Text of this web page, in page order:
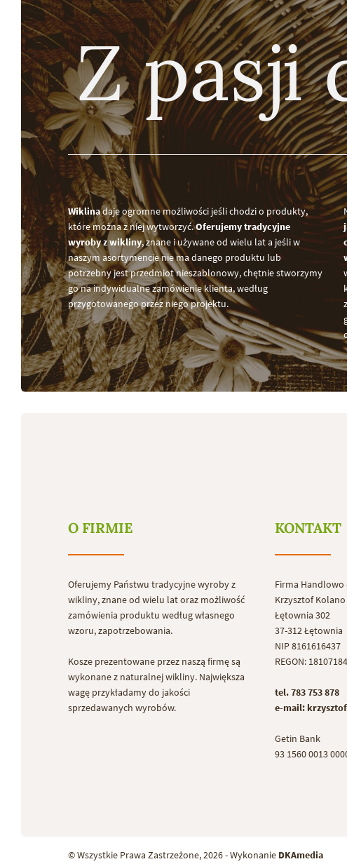
Z pasji
Wiklinadaje ogromne możliwości jeśli chodzi o produkty,
które można z niej wytworzyć.Oferujemy tradycyjne
wyroby z wikliny, znane i używane od wielu lat a jeśli w
naszym asortymencie nie ma danego produktu lub
potrzebny jest przedmiot nieszablonowy, chętnie stworzymy
go na indywidualne zamówienie klienta, według
przygotowanego przez niego projektu.
O FIRMIE
Oferujemy Państwu tradycyjne wyroby z
wikliny, znane od wielu lat oraz możliwość
zamówienia produktu według własnego
wzoru, zapotrzebowania.
Kosze prezentowane przez naszą firmę są
wykonane z naturalnej wikliny. Największa
wagę przykładamy do jakości
sprzedawanych wyrobów.
KONTAKT
Firma Handlowo
Krzysztof Kolano
Łętownia 302
37-312 Łętownia
NIP 8161616437
REGON:
tel. 783 753 878
e-mail:
Getin Bank
93 1560 0013
© Wszystkie Prawa Zastrzeżone, 2026 - Wykonanie DKAmedia